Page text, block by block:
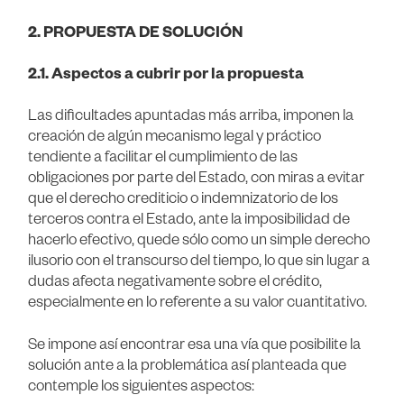
2. PROPUESTA DE SOLUCIÓN
2.1. Aspectos a cubrir por la propuesta
Las dificultades apuntadas más arriba, imponen la
creación de algún mecanismo legal y práctico
tendiente a facilitar el cumplimiento de las
obligaciones por parte del Estado, con miras a evitar
que el derecho crediticio o indemnizatorio de los
terceros contra el Estado, ante la imposibilidad de
hacerlo efectivo, quede sólo como un simple derecho
ilusorio con el transcurso del tiempo, lo que sin lugar a
dudas afecta negativamente sobre el crédito,
especialmente en lo referente a su valor cuantitativo.
Se impone así encontrar esa una vía que posibilite la
solución ante a la problemática así planteada que
contemple los siguientes aspectos: